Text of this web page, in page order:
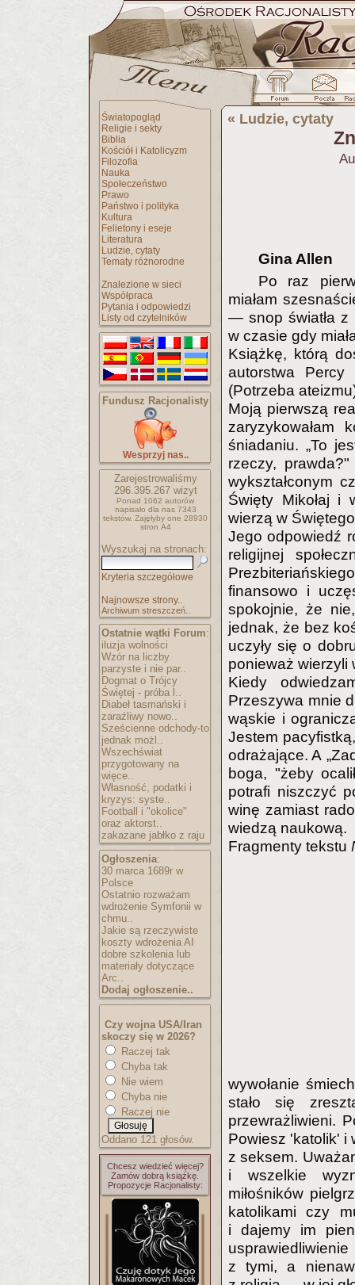
Światopogląd
Religie i sekty
Biblia
Kościół i Katolicyzm
Filozofia
Nauka
Społeczeństwo
Prawo
Państwo i polityka
Kultura
Felietony i eseje
Literatura
Ludzie, cytaty
Tematy różnorodne
Znalezione w sieci
Współpraca
Pytania i odpowiedzi
Listy od czytelników
Fundusz Racjonalisty
Wesprzyj nas..
Zarejestrowaliśmy
296.395.267wizyt
Ponad 1062 autorów
napisało dla nas 7343
tekstów. Zajęłyby one 28930
stron A4
Wyszukaj na stronach:
Kryteria szczegółowe
Najnowsze strony..
Archiwum streszczeń..
Ostatnie wątki Forum:
iluzja wolności
Wzór na liczby
parzyste i nie par..
Dogmat o Trójcy
Świętej - próba l..
Diabeł tasmański i
zaraźliwy nowo..
Sześcienne odchody-to
jednak możl..
Wszechświat
przygotowany na
więce..
Własność, podatki i
kryzys: syste..
Football i "okolice"
oraz aktorst..
zakazane jabłko z raju
Ogłoszenia:
30 marca 1689r w
Polsce
Ostatnio rozważam
wdrożenie Symfonii w
chmu..
Jakie są rzeczywiste
koszty wdrożenia AI
dobre szkolenia lub
materiały dotyczące
Arc..
Dodaj ogłoszenie..
Czy wojna USA/Iran
skoczy się w 2026?
Raczej tak
Chyba tak
Nie wiem
Chyba nie
Raczej nie
Oddano 121 głosów.
Chcesz wiedzieć więcej?
Zamów dobrą książkę.
Propozycje Racjonalisty:
« Ludzie, cytaty
Gina Allen
Po raz
miałam
— snop światła z
w czasie gdy
Książkę, którą
autorstwa
(Potrzeba
Moją pierwszą
zaryzykowałam
śniadaniu. „To
rzeczy, prawda?"
wykształconym
Święty Mikołaj i
wierzą w
Jego odpowiedź
religijnej
finansowo i
spokojnie, że
jednak, że bez
uczyły się o
ponieważ wierzyli
Kiedy
Przeszywa mnie
wąskie i
Jestem
odrażające. A
boga, "żeby
potrafi niszczyć
winę zamiast
wiedzą naukową.
Fragmenty tekstu
wywołanie
stało się
przewrażliwieni.
Powiesz 'katolik' i
z seksem.
i wszelkie
miłośników
katolikami czy
i dajemy im
z tymi, a